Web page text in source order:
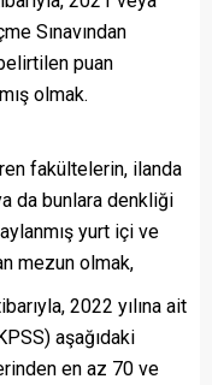
Sınavından
puan
olmak.
fakültelerin, ilanda
da bunlara denkliği
yurt içi ve
mezun olmak,
2022 yılına ait
aşağıdaki
en az 70 ve